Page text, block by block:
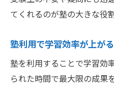
てくれるのが塾の大きな役割
塾利用で学習効率が上が
塾を利用することで学習効
られた時間で最大限の成果